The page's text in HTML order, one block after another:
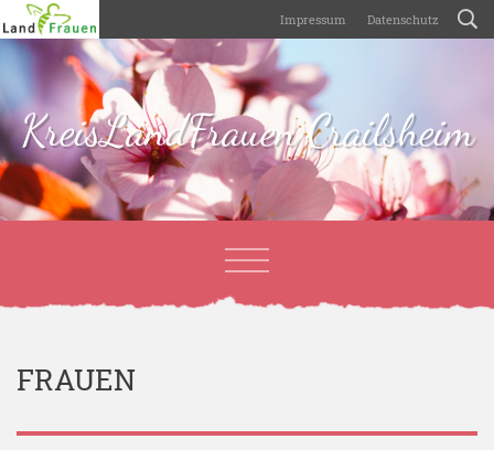
Impressum Datenschutz
KreisLandFrauen Crailsheim
FRAUEN